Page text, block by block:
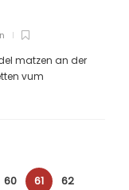
matzen an der
vum
60 61 62